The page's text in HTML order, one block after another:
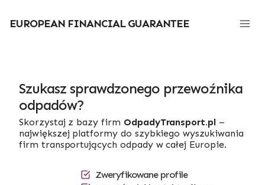
treści
EUROPEAN FINANCIAL GUARANTEE
Szukasz sprawdzonego przewoźnika
odpadów?
Skorzystaj z bazy firm OdpadyTransport.pl–
największej platformy do szybkiego wyszukiwania
firm transportujących odpady w całej Europie.
Zweryfikowane profile